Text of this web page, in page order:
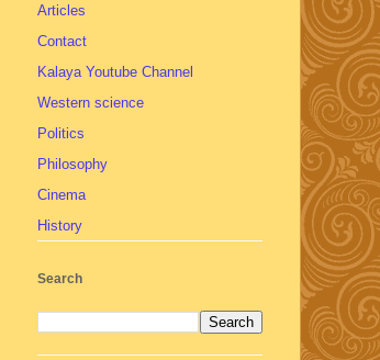
Articles
Contact
Kalaya Youtube Channel
Western science
Politics
Philosophy
Cinema
History
Search